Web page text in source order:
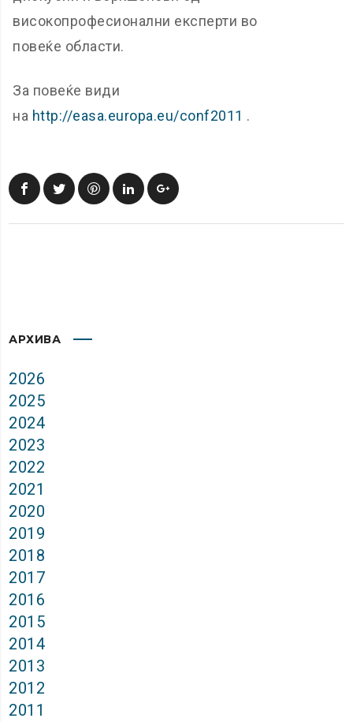
високопрофесионални експерти во
повеќе области.
За повеќе види
на http://easa.europa.eu/conf2011 .
АРХИВА
2026
2025
2024
2023
2022
2021
2020
2019
2018
2017
2016
2015
2014
2013
2012
2011